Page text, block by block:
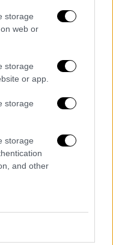
storage
web or
storage
or app.
storage
storage
and other
Τζο
χώρα του θα
που
περαιτέρω
ημέρες των
και στο
κινεζικού
των ΗΠΑ, το
της ομιλίας
Ένωσης στο
θύμισε την